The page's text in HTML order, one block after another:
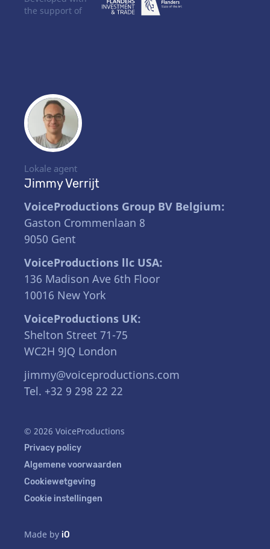
Lokale agent
Jimmy Verrijt
VoiceProductions Group BV Belgium:
Gaston Crommenlaan 8
9050 Gent
VoiceProductions llc USA:
136 Madison Ave 6th Floor
10016 New York
VoiceProductions UK:
Shelton Street 71-75
WC2H 9JQ London
jimmy@voiceproductions.com
Tel. +32 9 298 22 22
© 2026 VoiceProductions
Privacy policy
Algemene voorwaarden
Cookiewetgeving
Cookie instellingen
Made by iO
the support of